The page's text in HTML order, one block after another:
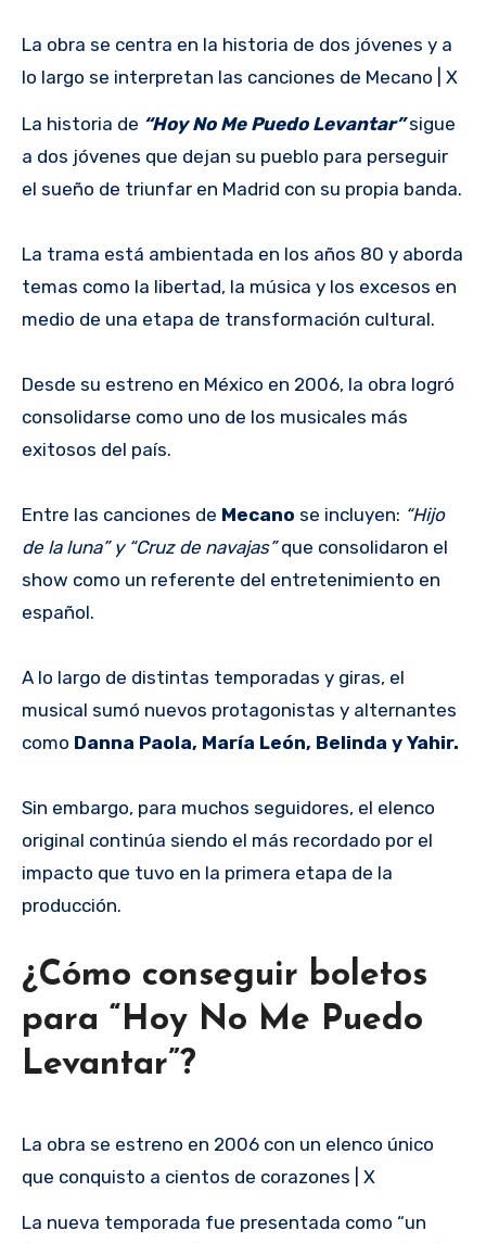
La obra se centra en la historia de dos jóvenes y a
lo largo se interpretan las canciones de Mecano | X
La historia de “Hoy No Me Puedo Levantar”sigue
a dos jóvenes que dejan su pueblo para perseguir
el sueño de triunfar en Madrid con su propia banda.
La trama está ambientada en los años 80 y aborda
temas como la libertad, la música y los excesos en
medio de una etapa de transformación cultural.
Desde su estreno en México en 2006, la obra logró
consolidarse como uno de los musicales más
exitosos del país.
Entre las canciones de Mecano se incluyen: “Hijo
de la luna” y “Cruz de navajas”que consolidaron el
show como un referente del entretenimiento en
español.
A lo largo de distintas temporadas y giras, el
musical sumó nuevos protagonistas y alternantes
como Danna Paola, María León, Belinda y Yahir.
Sin embargo, para muchos seguidores, el elenco
original continúa siendo el más recordado por el
impacto que tuvo en la primera etapa de la
producción.
¿Cómo conseguir boletos
para “Hoy No Me Puedo
Levantar”?
La obra se estreno en 2006 con un elenco único
que conquisto a cientos de corazones | X
La nueva temporada fue presentada como “un